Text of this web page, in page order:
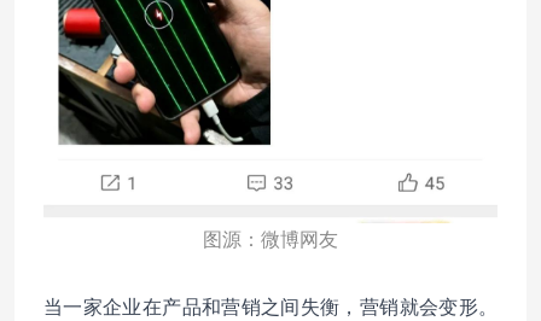
图源：微博网友
当一家企业在产品和营销之间失衡，营销就会变形。